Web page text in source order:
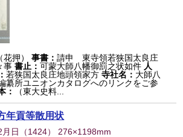
押） 事書：請申 東寺領若狭国太良庄
事 書止：可蒙大師八幡御罰之状如件 人
若狭国太良庄地頭領家方 寺社名： 大師八
纂所ユニオンカタログへのリンクをご参
： （東大史料...
年貢等散用状
日 （1424） 276×1198mm